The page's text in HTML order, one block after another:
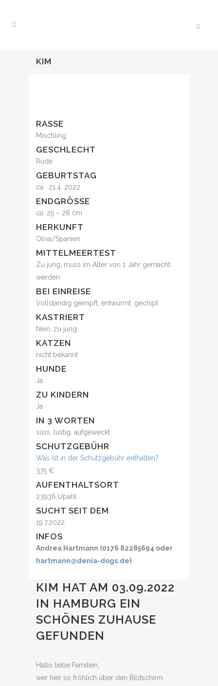
KIM
RASSE
Mischling
GESCHLECHT
Rüde
GEBURTSTAG
ca. 21.4. 2022
ENDGRÖSSE
ca. 25 – 28 cm
HERKUNFT
Oliva/Spanien
MITTELMEERTEST
Zu jung, muss im Alter von 1 Jahr gemacht
werden
BEI EINREISE
Vollständig geimpft, entwurmt, gechipt
KASTRIERT
Nein, zu jung
KATZEN
nicht bekannt
HUNDE
Ja
ZU KINDERN
Ja
IN 3 WORTEN
süss, lustig, aufgeweckt
SCHUTZGEBÜHR
Was ist in der Schutzgebühr enthalten?
375 €
AUFENTHALTSORT
23936 Upahl
SUCHT SEIT DEM
19.7.2022
INFOS
Andrea Hartmann (0176 82285694 oder
hartmann@denia-dogs.de)
KIM HAT AM 03.09.2022
IN HAMBURG EIN
SCHÖNES ZUHAUSE
GEFUNDEN
Hallo liebe Familien,
wer hier so fröhlich über den Bildschirm